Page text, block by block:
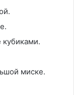
кубиками.
миске.